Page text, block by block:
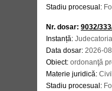
Stadiu procesual:
Nr. dosar: 9032/
Instanță:
Data dosar: 2026-
Obiect: ordonanţă
Materie juridică: Civil
Stadiu procesual: